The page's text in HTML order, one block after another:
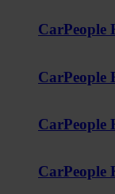
CarPeople
CarPeople
CarPeople
CarPeople